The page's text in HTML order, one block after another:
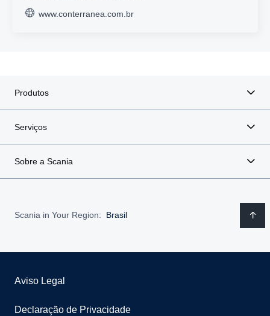
www.conterranea.com.br
Produtos
Serviços
Sobre a Scania
Scania in Your Region: Brasil
Aviso Legal
Declaração de Privacidade